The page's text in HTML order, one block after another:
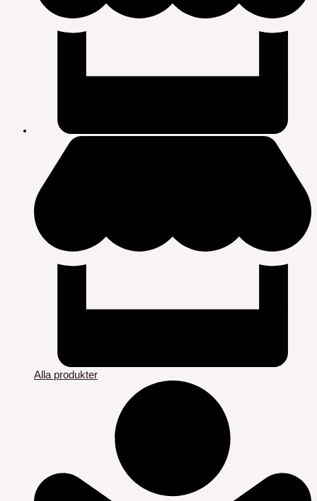
Alla produkter